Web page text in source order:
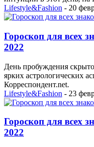
Lifestyle&Fashion - 20
Гороскоп для всех
2022
День пробуждения
ярких астрологических
Корреспондент.net.
Lifestyle&Fashion - 23
Гороскоп для всех
2022